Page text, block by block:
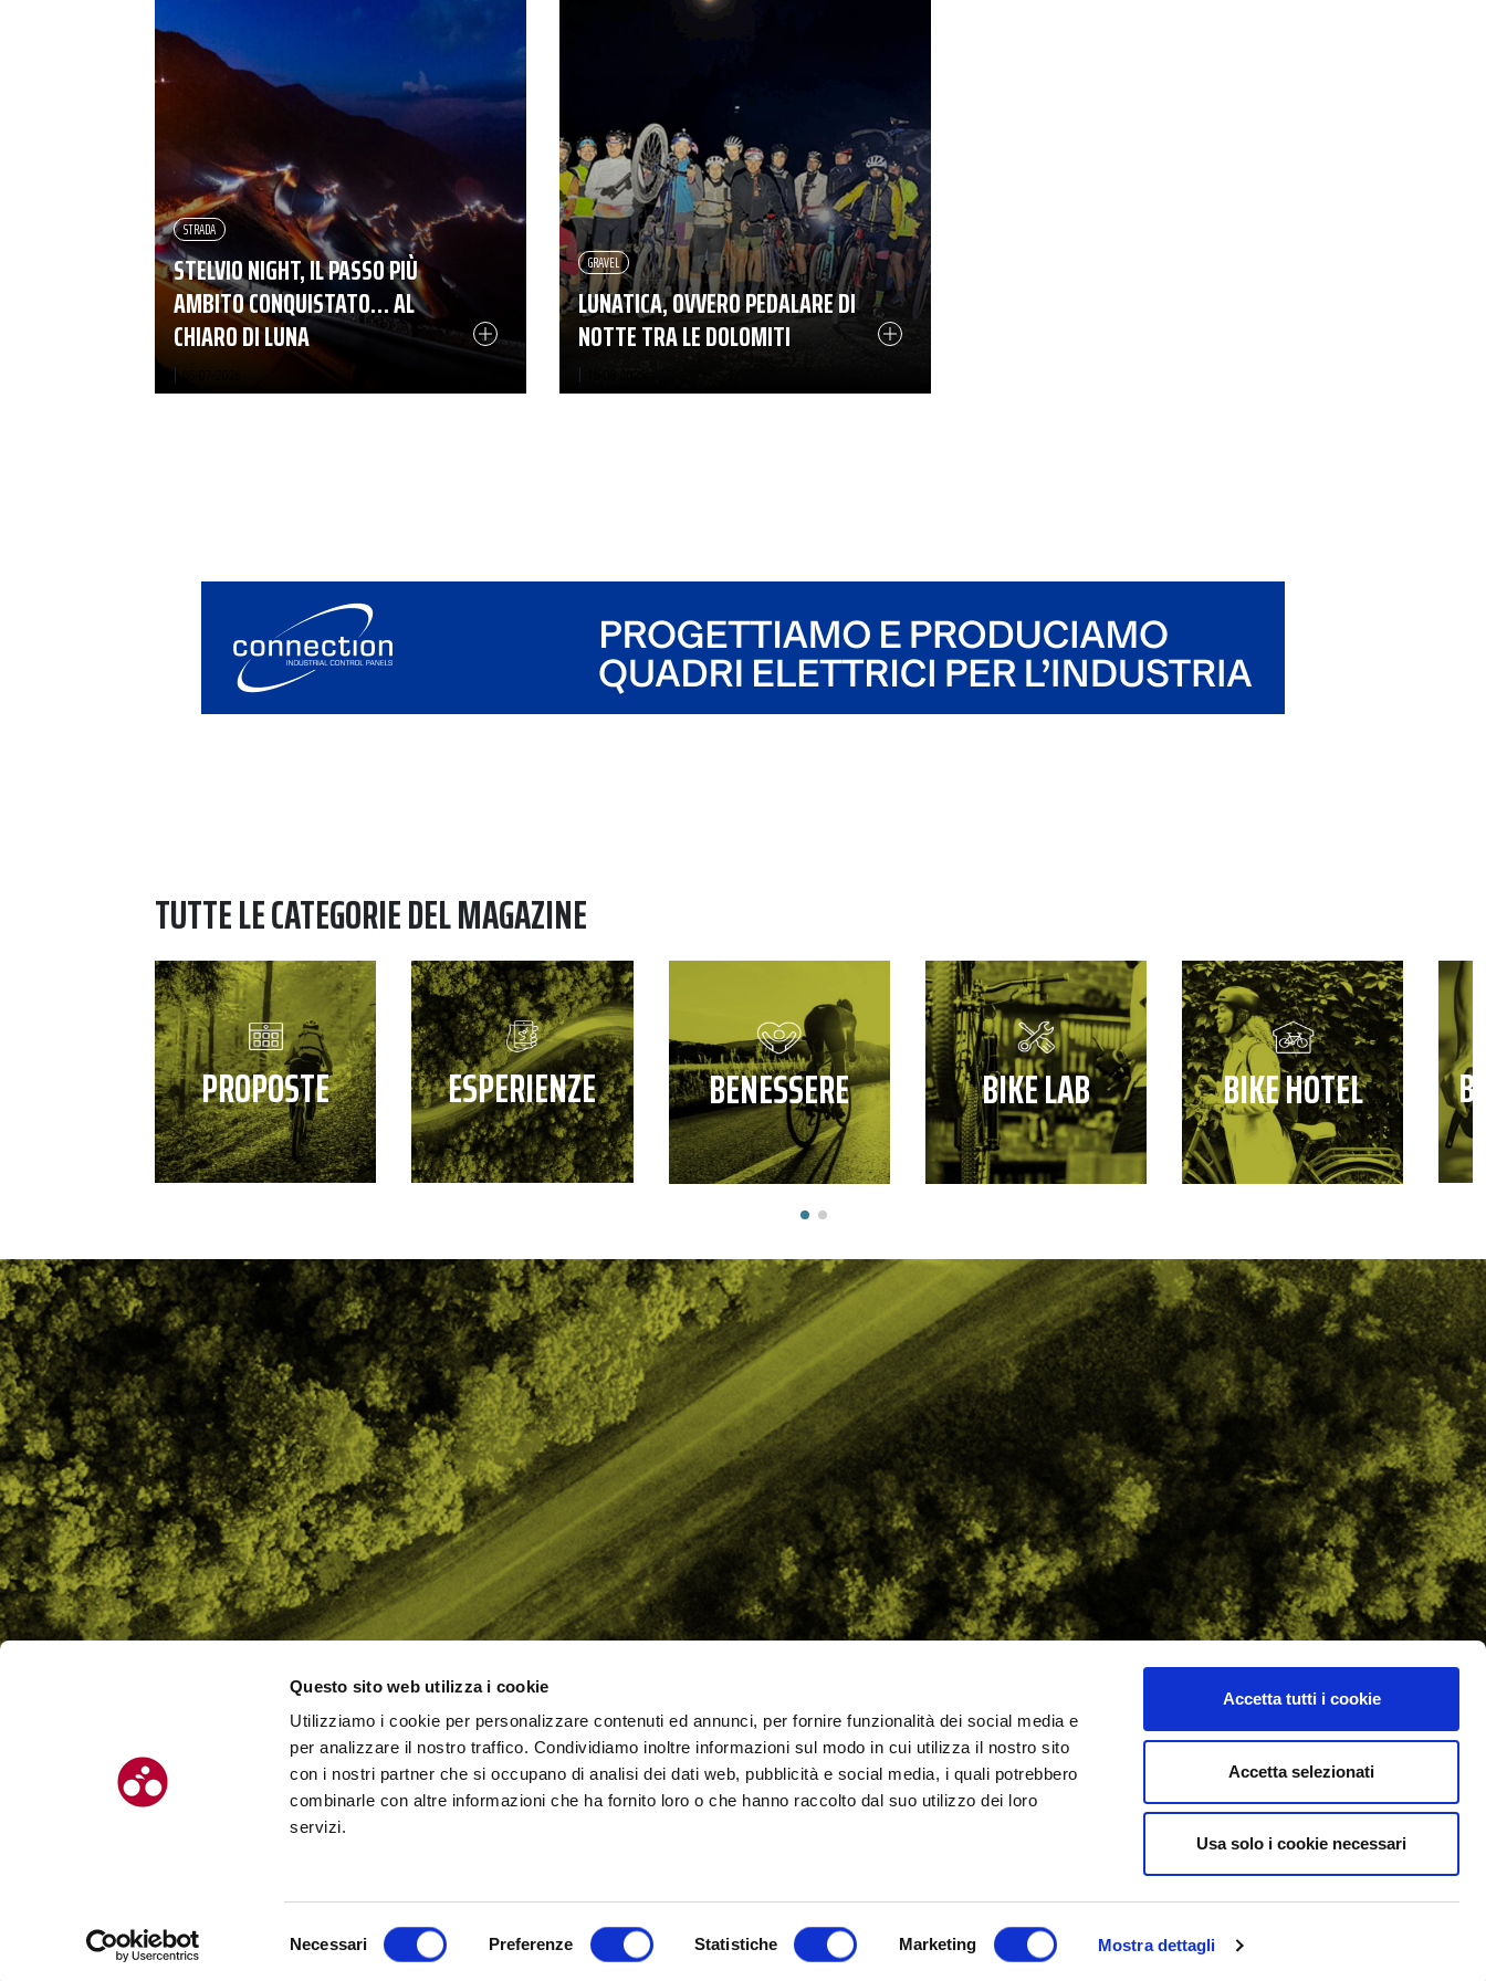
Questo sito web utilizza i cookie
Utilizziamo i cookie per personalizzare contenuti ed annunci, per fornire funzionalità dei social media e
per analizzare il nostro traffico. Condividiamo inoltre informazioni sul modo in cui utilizza il nostro sito
con i nostri partner che si occupano di analisi dei dati web, pubblicità e social media, i quali potrebbero
combinarle con altre informazioni che ha fornito loro o che hanno raccolto dal suo utilizzo dei loro
servizi.
Necessari Preferenze Statistiche Marketing Mostra dettagli
Accetta tutti i cookie
Accetta selezionati
Usa solo i cookie necessari
STELVIO NIGHT, IL PASSO PIÙ
AMBITO CONQUISTATO… AL
CHIARO DI LUNA
STRADA
LUNATICA, OVVERO PEDALARE DI
NOTTE TRA LE DOLOMITI
GRAVEL
TUTTE LE CATEGORIE DEL MAGAZINE
PROPOSTE ESPERIENZE BENESSERE BIKE LAB BIKE HOTEL
CHI SIAMO
CONTATTI
STRADA
GRAVEL
URBAN
PROPOSTE
ESPERIENZE
BENESSERE
BIKE LAB
BIKE HOTEL
BIKE ECONOMY
Chilometro 162 srl
bici.PRO
© Chilometro 162 srl – P.I. 04522410408 – Via Soardi 5, 47921 – Rimini (RN)
Realizzato da SUNTIMES
Cookie Policy Privacy Policy